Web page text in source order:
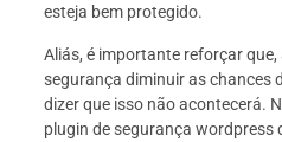
esteja bem protegido.
Aliás, é importante reforçar
segurança diminuir as chances
dizer que isso não acontecerá.
plugin de segurança wordpress